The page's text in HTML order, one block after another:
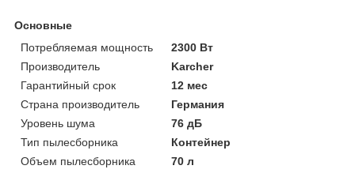
Основные
Потребляемая мощность
2300 Вт
Производитель
Karcher
Гарантийный срок
12 мес
Страна производитель
Германия
Уровень шума
76 дБ
Тип пылесборника
Контейнер
Объем пылесборника
70 л